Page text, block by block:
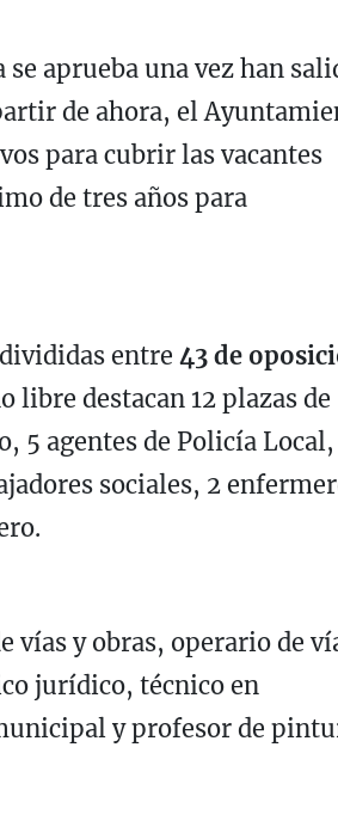
aprueba una vez han
de ahora, el
para cubrir las vacantes
de tres años para
entre 43 de
libre destacan 12 plazas de
agentes de Policía Local,
sociales, 2
vías y obras, operario de
jurídico, técnico en
y profesor de